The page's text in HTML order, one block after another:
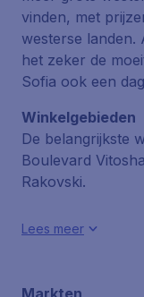
vinden, met
westerse landen.
het zeker de
Sofia ook een
Winkelgebieden
De belangrijkste
Boulevard
Rakovski.
Lees meer
Markten